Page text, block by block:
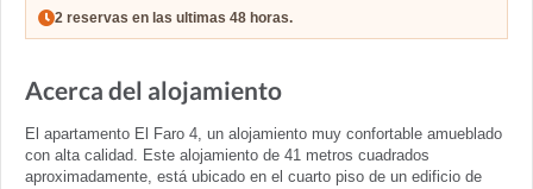
2 reservas en las ultimas 48 horas.
Acerca del alojamiento
El apartamento El Faro 4, un alojamiento muy confortable amueblado
con alta calidad. Este alojamiento de 41 metros cuadrados
aproximadamente, está ubicado en el cuarto piso de un edificio de